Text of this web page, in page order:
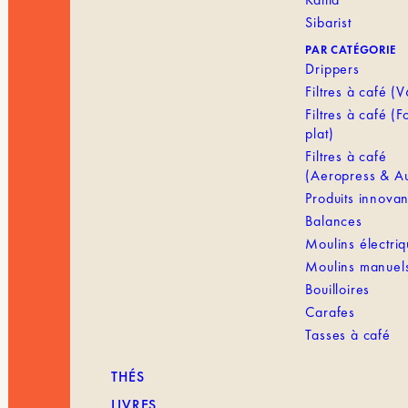
Sibarist
PAR CATÉGORIE
Drippers
Filtres à café
Filtres à café
plat)
Filtres à café
(Aeropress &
Produits
Balances
Moulins
Moulins
Bouilloires
Carafes
Tasses à café
THÉS